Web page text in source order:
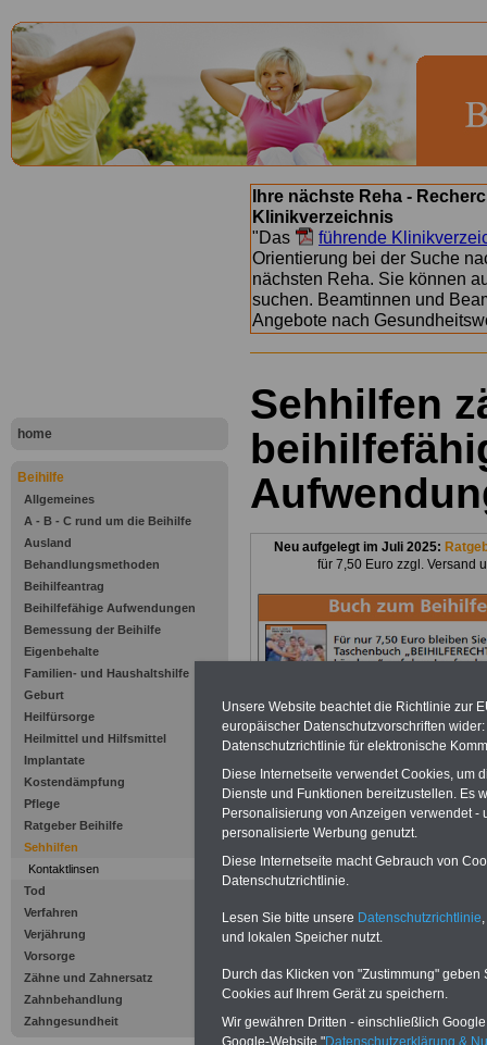
home
Beihilfe
Allgemeines
A - B - C rund um die Beihilfe
Ausland
Behandlungsmethoden
Beihilfeantrag
Beihilfefähige Aufwendungen
Bemessung der Beihilfe
Eigenbehalte
Familien- und Haushaltshilfe
Geburt
Heilfürsorge
Heilmittel und Hilfsmittel
Implantate
Kostendämpfung
Pflege
Ratgeber Beihilfe
Sehhilfen
Kontaktlinsen
Tod
Verfahren
Verjährung
Vorsorge
Zähne und Zahnersatz
Zahnbehandlung
Zahngesundheit
Ihre nächste Reha -
Klinikverzeichnis
"Das
führende
Orientierung bei der Suche
nächsten Reha. Sie können
suchen. Beamtinnen und
Angebote nach
Sehhilfen
Neu aufgelegt im Juli 2025:
für 7,50 Euro zzgl. Versand
Zum
Sehhilfen
Unsere Website beachtet die Richtlinie zur
europäischer Datenschutzvorschriften
Datenschutzrichtlinie für elektronische
Diese Internetseite verwendet Cookies, um
Dienste und Funktionen bereitzustellen. Es
Personalisierung von Anzeigen verwendet
personalisierte Werbung genutzt.
Diese Internetseite macht Gebrauch von
Datenschutzrichtlinie.
Lesen Sie bitte unsere Datenschutzrichtlinie
und lokalen Speicher nutzt.
Durch das Klicken von "Zustimmung"
Cookies auf Ihrem Gerät zu speichern.
Wir gewähren Dritten - einschließlich
Google-Website "Datenschutzerklärung &